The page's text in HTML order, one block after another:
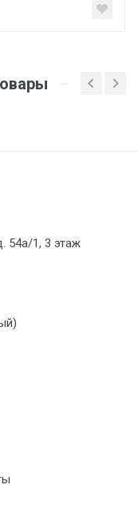
о номере
содержатся
к товару и
54а/1, 3 этаж